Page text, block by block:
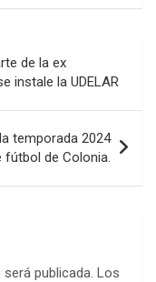
de la ex
instale la UDELAR
temporada 2024
fútbol de Colonia.
publicada. Los